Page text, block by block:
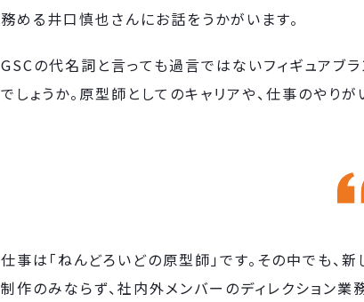
務める井口慎也さんにお話をうかがいます。
GSCの代名詞と言っても過言ではないフィギュアブ
でしょうか。原型師としてのキャリアや、仕事のやり
仕事は「ねんどろいどの原型師」です。その中でも、
制作のみならず、社内外メンバーのディレクション業